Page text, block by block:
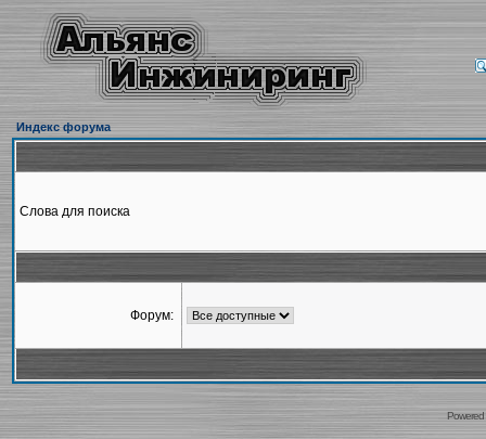
Индекс форума
Слова для поиска
Форум: